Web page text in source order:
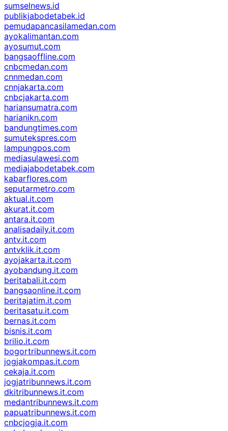
sumselnews.id
publikjabodetabek.id
pemudapancasilamedan.com
ayokalimantan.com
ayosumut.com
bangsaoffline.com
cnbcmedan.com
cnnmedan.com
cnnjakarta.com
cnbcjakarta.com
hariansumatra.com
harianikn.com
bandungtimes.com
sumutekspres.com
lampungpos.com
mediasulawesi.com
mediajabodetabek.com
kabarflores.com
seputarmetro.com
aktual.it.com
akurat.it.com
antara.it.com
analisadaily.it.com
antv.it.com
antvklik.it.com
ayojakarta.it.com
ayobandung.it.com
beritabali.it.com
bangsaonline.it.com
beritajatim.it.com
beritasatu.it.com
bernas.it.com
bisnis.it.com
brilio.it.com
bogortribunnews.it.com
jogjakompas.it.com
cekaja.it.com
jogjatribunnews.it.com
dkitribunnews.it.com
medantribunnews.it.com
papuatribunnews.it.com
cnbcjogja.it.com